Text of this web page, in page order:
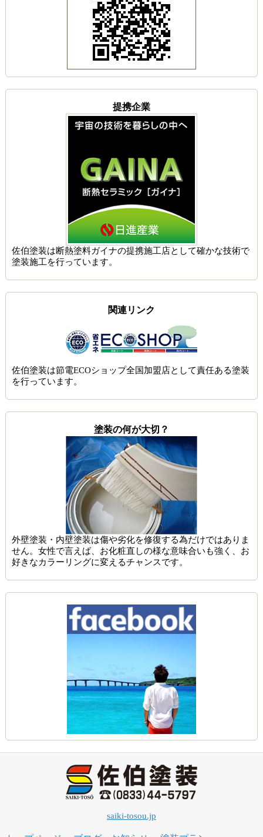
提携企業
佐伯塗装は断熱塗料ガイナの提携施工店として確かな技術で
塗装施工を行っています。
関連リンク
佐伯塗装は節電ECOショップ全国加盟店として責任ある塗装
を行っています。
塗装の何が大切？
外壁塗装・内壁塗装は傷や劣化を修復する為だけではありま
せん。女性で言えば、お化粧直しの様な意味合いも強く、お
好きなカラーリングに変えるチャンスです。
saiki-tosou.jp